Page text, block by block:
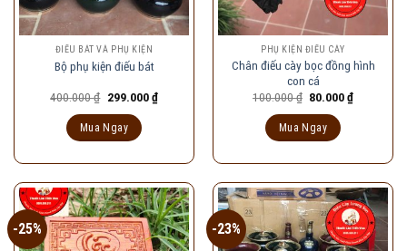
ĐIẾU BÁT VÀ PHỤ KIỆN
Bộ phụ kiện điếu bát
400.000₫ Giá
là:
400.000 ₫.
299.000₫Giá
hiện
Mua Ngay
PHỤ KIỆN ĐIẾU CÀY
Chân điếu cày bọc đồng hình
con cá
100.000₫ Giá
100.000 ₫.
80.000₫Giá
Mua Ngay
-25% -23%